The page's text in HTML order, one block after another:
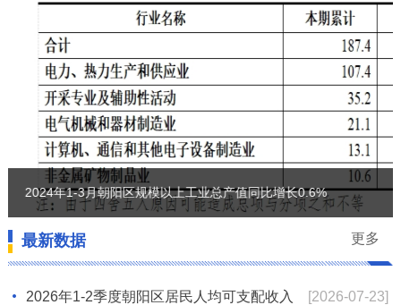
2024年1-3月朝阳区规模以上工业总产值同比增长0.6%
更多
最新数据
[2026-07-23]
2026年1-2季度朝阳区居民人均可支配收入